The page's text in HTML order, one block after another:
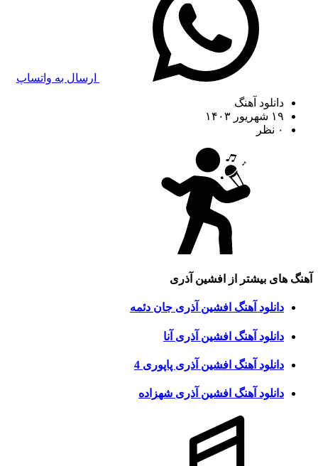
ارسال به واتساپ
دانلود آهنگ
۱۹ شهریور ۱۴۰۳
۰ نظر
آهنگ های بیشتر از افشین آذری
دانلود آهنگ افشین آذری جان دئمه
دانلود آهنگ افشین آذری آنا
دانلود آهنگ افشین آذری پاپوری 4
دانلود آهنگ افشین آذری شهزاده